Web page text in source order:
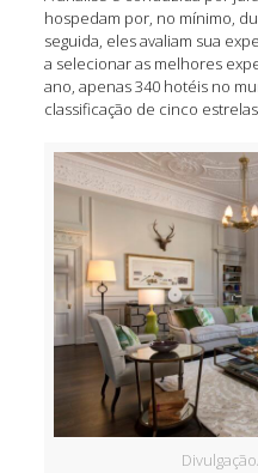
hospedam por, no mínimo,
seguida, eles avaliam sua
a selecionar as melhores
ano, apenas 340 hotéis no
classificação de cinco estrelas.